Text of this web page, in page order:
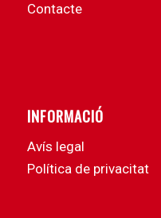
Contacte
INFORMACIÓ
Avís legal
Política de privacitat